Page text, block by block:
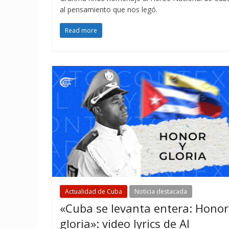
al pensamiento que nos legó.
Read more
Actualidad de Cuba Noticia destacada
«Cuba se levanta entera:
gloria»: video lyrics de Al